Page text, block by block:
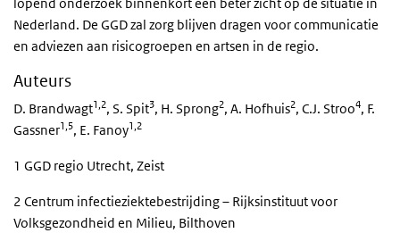
Nederland. De GGD zal zorg blijven dragen voor communicatie
en adviezen aan risicogroepen en artsen in de regio.
Auteurs
D. Brandwagt1,2, S. Spit3, H. Sprong2, A. Hofhuis2, C.J. Stroo4, F.
Gassner1,5, E. Fanoy1,2
1 GGD regio Utrecht, Zeist
2 Centrum infectieziektebestrijding – Rijksinstituut voor
Volksgezondheid en Milieu, Bilthoven